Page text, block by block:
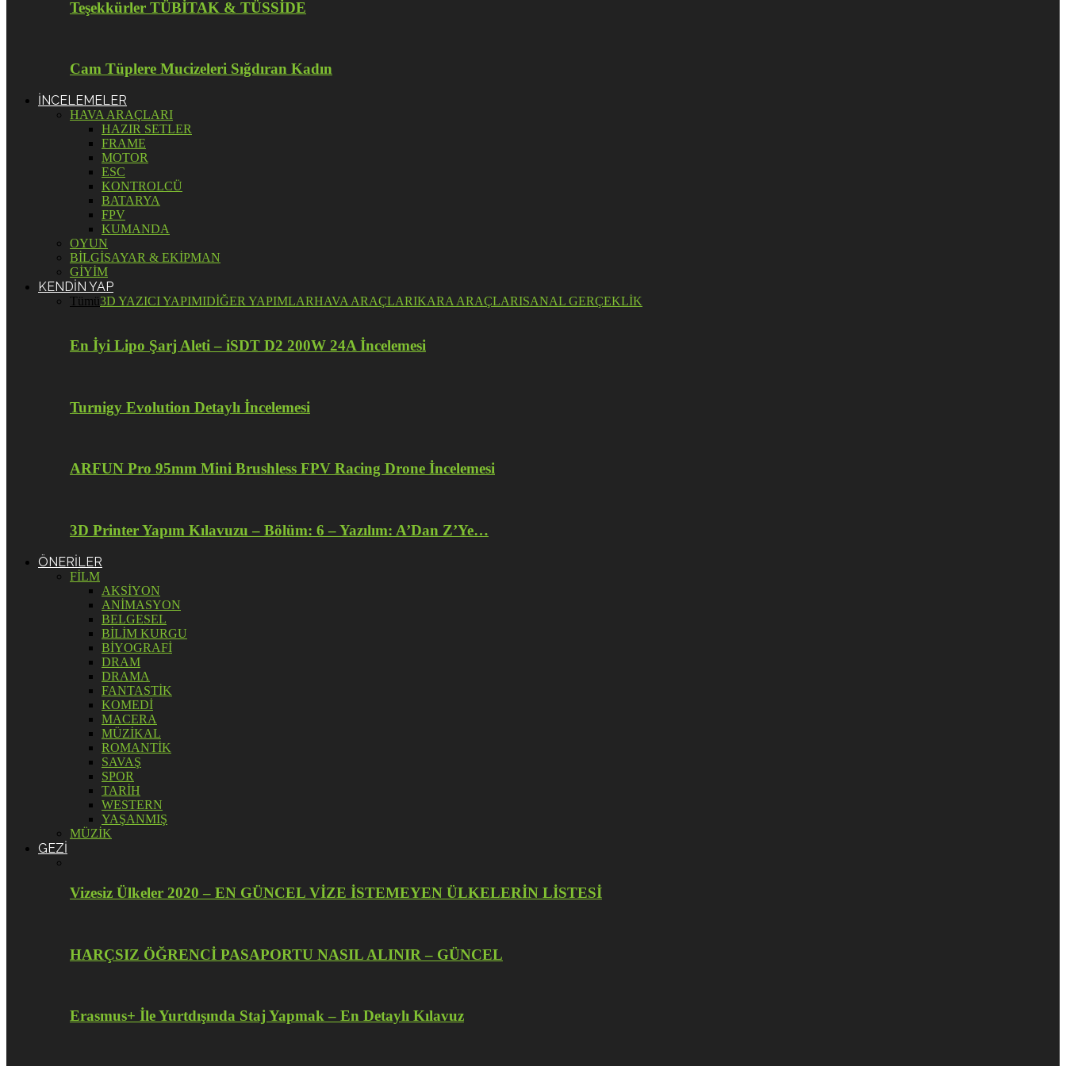
Teşekkürler TÜBİTAK & TÜSSİDE
Cam Tüplere Mucizeleri Sığdıran Kadın
İNCELEMELER
HAVA ARAÇLARI
HAZIR SETLER
FRAME
MOTOR
ESC
KONTROLCÜ
BATARYA
FPV
KUMANDA
OYUN
BİLGİSAYAR & EKİPMAN
GİYİM
KENDİN YAP
Tümü3D YAZICI YAPIMIDİĞER YAPIMLARHAVA ARAÇLARIKARA ARAÇLARISANAL GERÇEKLİK
En İyi Lipo Şarj Aleti – iSDT D2 200W 24A İncelemesi
Turnigy Evolution Detaylı İncelemesi
ARFUN Pro 95mm Mini Brushless FPV Racing Drone İncelemesi
3D Printer Yapım Kılavuzu – Bölüm: 6 – Yazılım: A’Dan Z’Ye…
ÖNERİLER
FİLM
AKSİYON
ANİMASYON
BELGESEL
BİLİM KURGU
BİYOGRAFİ
DRAM
DRAMA
FANTASTİK
KOMEDİ
MACERA
MÜZİKAL
ROMANTİK
SAVAŞ
SPOR
TARİH
WESTERN
YAŞANMIŞ
MÜZİK
GEZİ
Vizesiz Ülkeler 2020 – EN GÜNCEL VİZE İSTEMEYEN ÜLKELERİN LİSTESİ
HARÇSIZ ÖĞRENCİ PASAPORTU NASIL ALINIR – GÜNCEL
Erasmus+ İle Yurtdışında Staj Yapmak – En Detaylı Kılavuz